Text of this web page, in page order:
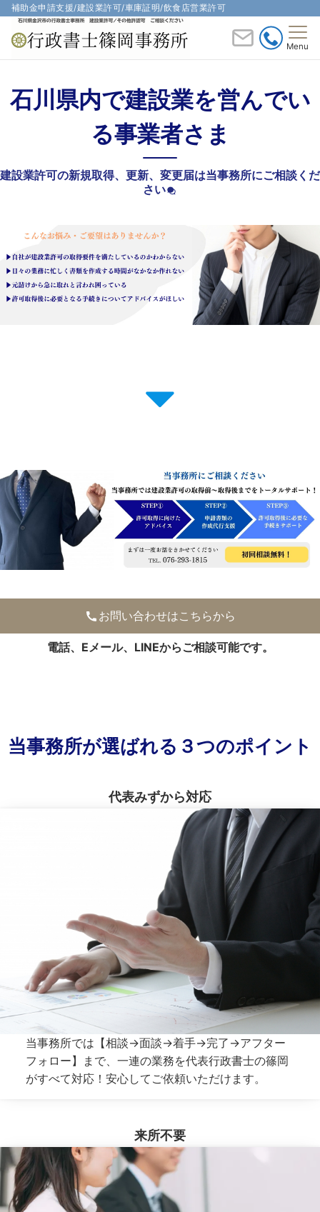
補助金申請支援/建設業許可/車庫証明/飲食店営業許可
Menu
石川県内で建設業を営んでい
る事業者さま
建設業許可の新規取得、更新、変更届は当事務所にご相談くだ
さい
お問い合わせはこちらから
電話、Eメール、LINEからご相談可能です。
当事務所が選ばれる３つのポイント
代表みずから対応
当事務所では【相談→面談→着手→完了→アフター
フォロー】まで、一連の業務を代表行政書士の篠岡
がすべて対応！安心してご依頼いただけます。
来所不要